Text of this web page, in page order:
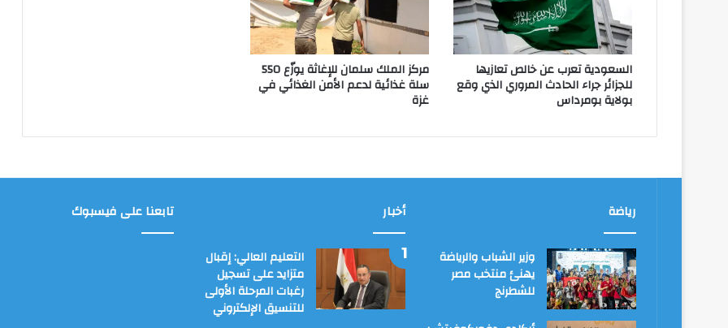
السعودية تعرب عن خالص تعازيها
للجزائر جراء الحادث المروري الذي وقع
بولاية بومرداس
مركز الملك سلمان للإغاثة يوزّع 550
سلة غذائية لدعم الأمن الغذائي في
غزة
رياضة
وزير الشباب والرياضة
يهنئ منتخب مصر
للشطرنج
أخبار
التعليم العالي: إقبال
متزايد على تسجيل
رغبات المرحلة الأولى
للتنسيق الإلكتروني
تابعنا على فيسبوك